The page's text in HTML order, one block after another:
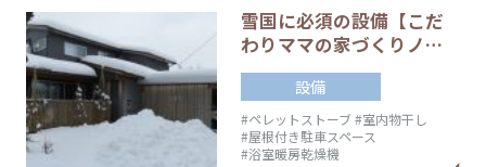
雪国に必須の設備【こだ
わりママの家づくりノ…
設備
#ペレットストーブ#室内物干し
#屋根付き駐車スペース
#浴室暖房乾燥機